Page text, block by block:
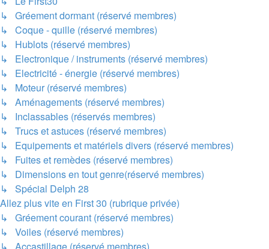
↳ Gréement dormant (réservé membres)
↳ Coque - quille (réservé membres)
↳ Hublots (réservé membres)
↳ Electronique / instruments (réservé membres)
↳ Electricité - énergie (réservé membres)
↳ Moteur (réservé membres)
↳ Aménagements (réservé membres)
↳ Inclassables (réservés membres)
↳ Trucs et astuces (réservé membres)
↳ Equipements et matériels divers (réservé membres)
↳ Fuites et remèdes (réservé membres)
↳ Dimensions en tout genre(réservé membres)
↳ Spécial Delph 28
Allez plus vite en First 30 (rubrique privée)
↳ Gréement courant (réservé membres)
↳ Voiles (réservé membres)